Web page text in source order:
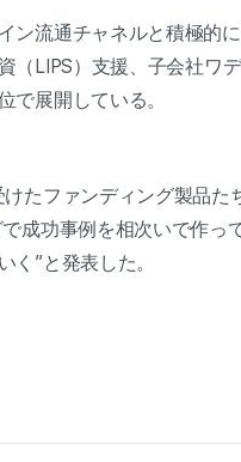
ン流通チャネルと積極的
（LIPS）支援、子会社ワ
で展開している。
たファンディング製品た
成功事例を相次いで作っ
”と発表した。